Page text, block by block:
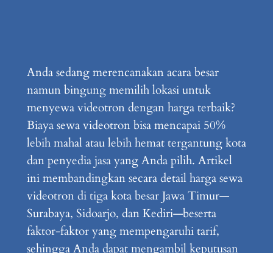
Anda sedang merencanakan acara besar
namun bingung memilih lokasi untuk
menyewa videotron dengan harga terbaik?
Biaya sewa videotron bisa mencapai 50%
lebih mahal atau lebih hemat tergantung kota
dan penyedia jasa yang Anda pilih. Artikel
ini membandingkan secara detail harga sewa
videotron di tiga kota besar Jawa Timur—
Surabaya, Sidoarjo, dan Kediri—beserta
faktor-faktor yang mempengaruhi tarif,
sehingga Anda dapat mengambil keputusan